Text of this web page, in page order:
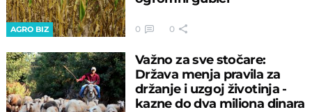
AGRO BIZ 0 0
Važno za sve stočare:
Država menja pravila za
držanje i uzgoj životinja -
kazne do dva miliona dinara